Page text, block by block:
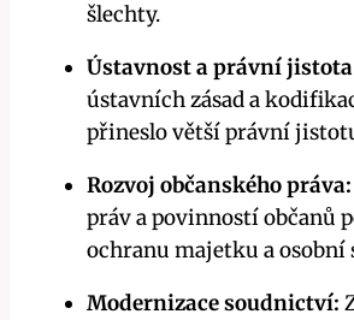
šlechty.
Ústavnost a právní
ústavních zásad a
přineslo větší právní
Rozvoj občanského práva:
práv a povinností občanů
ochranu majetku a osobní
Modernizace soudnictví: